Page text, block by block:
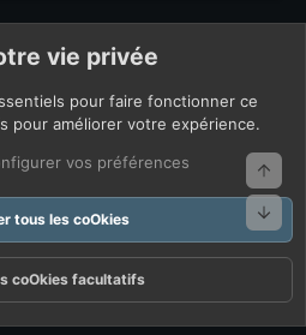
vie privée
pour faire fonctionner ce
pour améliorer votre expérience.
vos préférences
tous les coOkies
coOkies facultatifs